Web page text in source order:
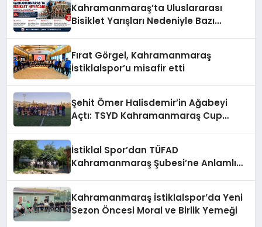
Kahramanmaraş’ta Uluslararası
Bisiklet Yarışları Nedeniyle Bazı
Fırat Görgel, Kahramanmaraş
İstiklalspor’u misafir etti
Şehit Ömer Halisdemir’in Ağabeyi
Açtı: TSYD Kahramanmaraş Cup
İstiklal Spor’dan TÜFAD
Kahramanmaraş Şubesi’ne Anlamlı
Kahramanmaraş İstiklalspor’da Yeni
Sezon Öncesi Moral ve Birlik Yemeği